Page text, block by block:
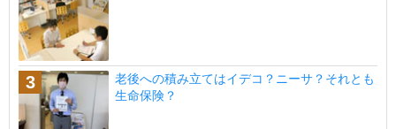
老後への積み立てはイデコ？ニーサ？それとも
生命保険？